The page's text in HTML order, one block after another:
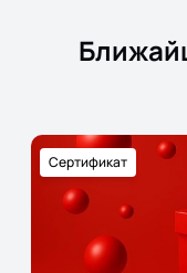
Сертификат